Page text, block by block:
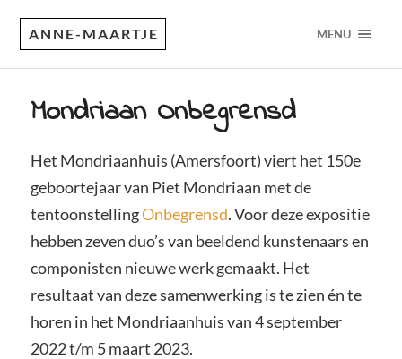
ANNE-MAARTJE MENU
Mondriaan Onbegrensd
Het Mondriaanhuis (Amersfoort) viert het 150e
geboortejaar van Piet Mondriaan met de
tentoonstellingOnbegrensd. Voor deze expositie
hebben zeven duo’s van beeldend kunstenaars en
componisten nieuwe werk gemaakt. Het
resultaat van deze samenwerking is te zien én te
horen in het Mondriaanhuis van 4 september
2022 t/m 5 maart 2023.